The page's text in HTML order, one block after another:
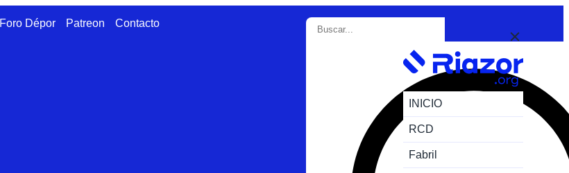
Foro Dépor Patreon Contacto
INICIO
RCD
Fabril